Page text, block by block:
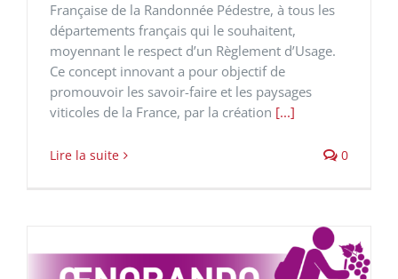
Française de la Randonnée Pédestre, à tous les
départements français qui le souhaitent,
moyennant le respect d’un Règlement d’Usage.
Ce concept innovant a pour objectif de
promouvoir les savoir-faire et les paysages
viticoles de la France, par la création [...]
Lire la suite 0